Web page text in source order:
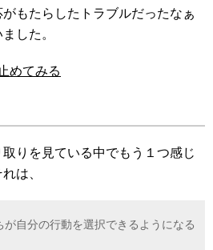
もたらしたトラブルだったなぁ
した。
めてみる
りを見ている中でもう１つ感じ
は、
が自分の行動を選択できるようになる